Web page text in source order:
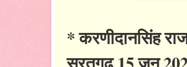
* करणीदानसिंह